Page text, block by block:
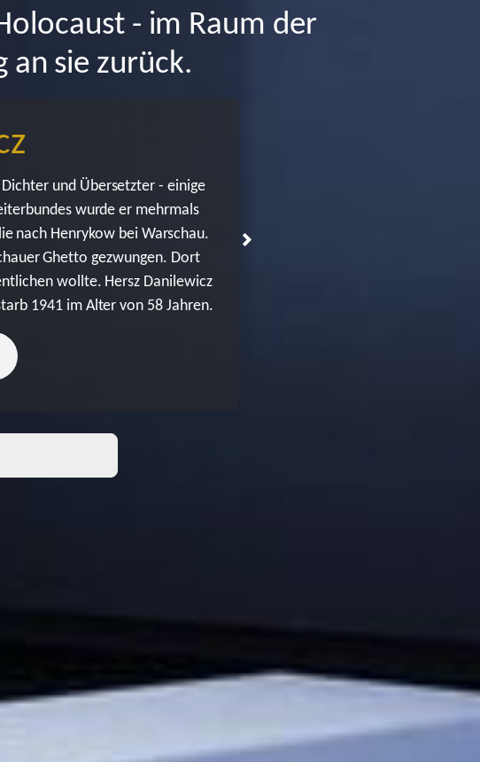
- im Raum der
an sie zurück.
und Übersetzter - einige
wurde er mehrmals
nach Henrykow bei Warschau.
Ghetto gezwungen. Dort
wollte. Hersz Danilewicz
1941 im Alter von 58 Jahren.